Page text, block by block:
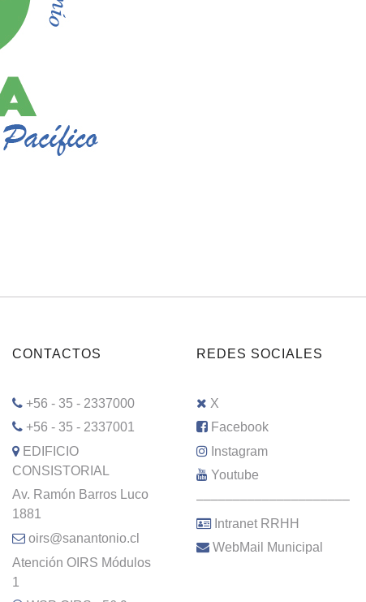
CONTACTOS
+56 - 35 - 2337000
+56 - 35 - 2337001
EDIFICIO
CONSISTORIAL
Av. Ramón Barros Luco
1881
oirs@sanantonio.cl
Atención OIRS Módulos
1
REDES SOCIALES
X
Facebook
Instagram
Youtube
–––––––––––––––––––––
Intranet RRHH
WebMail Municipal